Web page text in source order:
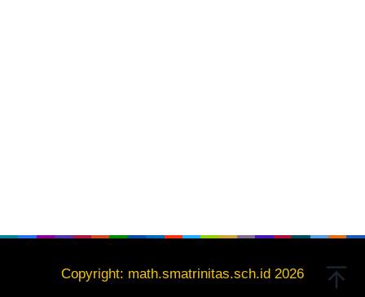
Copyright: math.smatrinitas.sch.id 2026